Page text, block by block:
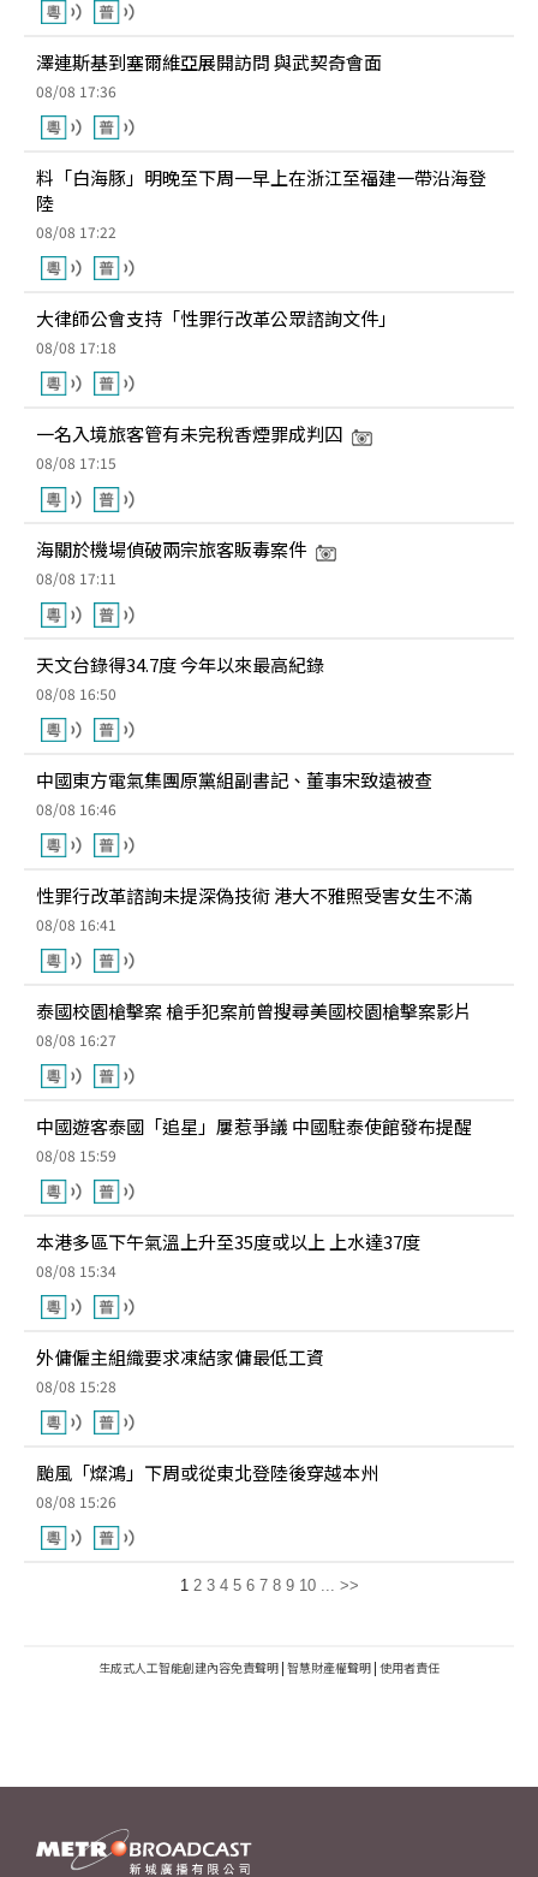
澤連斯基到塞爾維亞展開訪問 與武契奇會面
08/08 17:36
料「白海豚」明晚至下周一早上在浙江至福建一帶沿海登
陸
08/08 17:22
大律師公會支持「性罪行改革公眾諮詢文件」
08/08 17:18
一名入境旅客管有未完稅香煙罪成判囚
08/08 17:15
海關於機場偵破兩宗旅客販毒案件
08/08 17:11
天文台錄得34.7度 今年以來最高紀錄
08/08 16:50
中國東方電氣集團原黨組副書記、董事宋致遠被查
08/08 16:46
性罪行改革諮詢未提深偽技術 港大不雅照受害女生不滿
08/08 16:41
泰國校園槍擊案 槍手犯案前曾搜尋美國校園槍擊案影片
08/08 16:27
中國遊客泰國「追星」屢惹爭議 中國駐泰使館發布提醒
08/08 15:59
本港多區下午氣溫上升至35度或以上 上水達37度
08/08 15:34
外傭僱主組織要求凍結家傭最低工資
08/08 15:28
颱風「燦鴻」下周或從東北登陸後穿越本州
08/08 15:26
1 2 3 4 5 6 7 8 9 10 ... >>
生成式人工智能創建內容免責聲明 | 智慧財產權聲明 | 使用者責任